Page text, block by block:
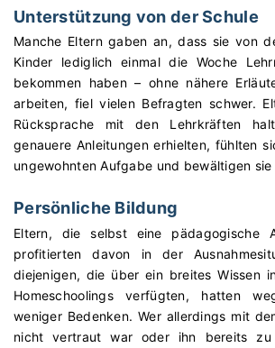
Unterstützung von der Schule
Manche Eltern gaben an, dass sie von
Kinder lediglich einmal die Woche
bekommen haben – ohne nähere
arbeiten, fiel vielen Befragten schwer.
Rücksprache mit den Lehrkräften
genauere Anleitungen erhielten, fühlten
ungewohnten Aufgabe und bewältigen sie
Persönliche Bildung
Eltern, die selbst eine pädagogische
profitierten davon in der
diejenigen, die über ein breites Wissen
Homeschoolings verfügten, hatten
weniger Bedenken. Wer allerdings mit
nicht vertraut war oder ihn bereits zu